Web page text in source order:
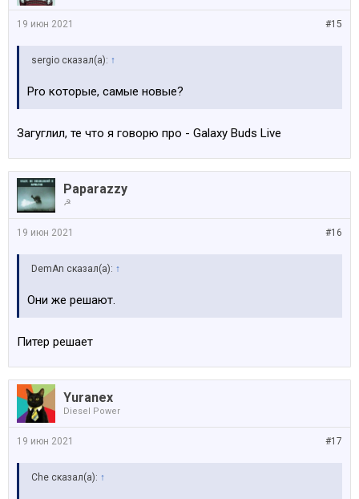
#15
19 июн 2021
sergio сказал(а): ↑
Pro которые, самые новые?
Загуглил, те что я говорю про - Galaxy Buds Live
Paparazzy
☭
#16
19 июн 2021
DemAn сказал(а): ↑
Они же решают.
Питер решает
Yuranex
Diesel Power
#17
19 июн 2021
Che сказал(а): ↑